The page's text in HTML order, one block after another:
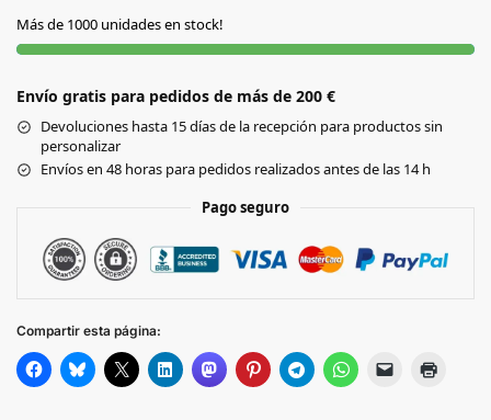
Más de 1000 unidades en stock!
Envío gratis para pedidos de más de 200 €
Devoluciones hasta 15 días de la recepción para productos sin
personalizar
Envíos en 48 horas para pedidos realizados antes de las 14 h
Pago seguro
Compartir esta página: